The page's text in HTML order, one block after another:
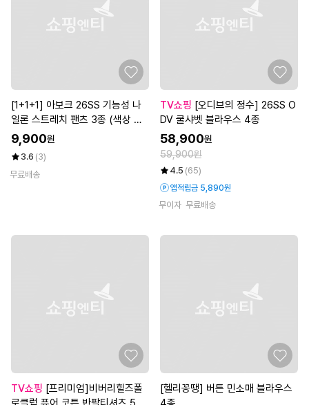
[1+1+1] 아보크 26SS 기능성 나
일론 스트레치 팬츠 3종 (색상 랜
덤배송, 남녀 선택)
9,900원
3.6 (3)
무료배송
TV쇼핑
DV 쿨샤벳 블라우스 4종
58,900원
59,900원
4.5 (65)
앱적립금 5,890원
무이자 무료배송
TV쇼핑
[헬리꽁땡] 버튼 민소매 블라우스